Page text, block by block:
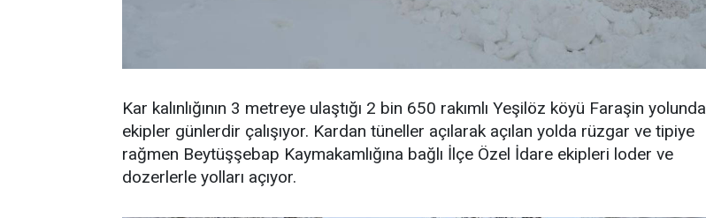
Kar kalınlığının 3 metreye ulaştığı 2 bin 650 rakımlı Yeşilöz köyü Faraşin yolunda
ekipler günlerdir çalışıyor. Kardan tüneller açılarak açılan yolda rüzgar ve tipiye
rağmen Beytüşşebap Kaymakamlığına bağlı İlçe Özel İdare ekipleri loder ve
dozerlerle yolları açıyor.